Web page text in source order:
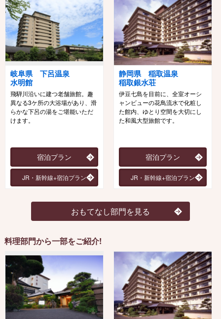
岐阜県 下呂温泉
水明館
飛騨川沿いに建つ老舗旅館。趣
異なる3ケ所の大浴場があり、滑
らかな下呂の湯をご堪能いただ
けます。
宿泊プラン
JR・新幹線+宿泊プラン
静岡県 稲取温泉
稲取銀水荘
伊豆七島を目前に、全室オーシ
ャンビューの花鳥流水で化粧し
た館内、ゆとり空間を大切にし
た和風大型旅館です。
宿泊プラン
JR・新幹線+宿泊プラン
おもてなし部門を見る
料理部門から一部をご紹介!